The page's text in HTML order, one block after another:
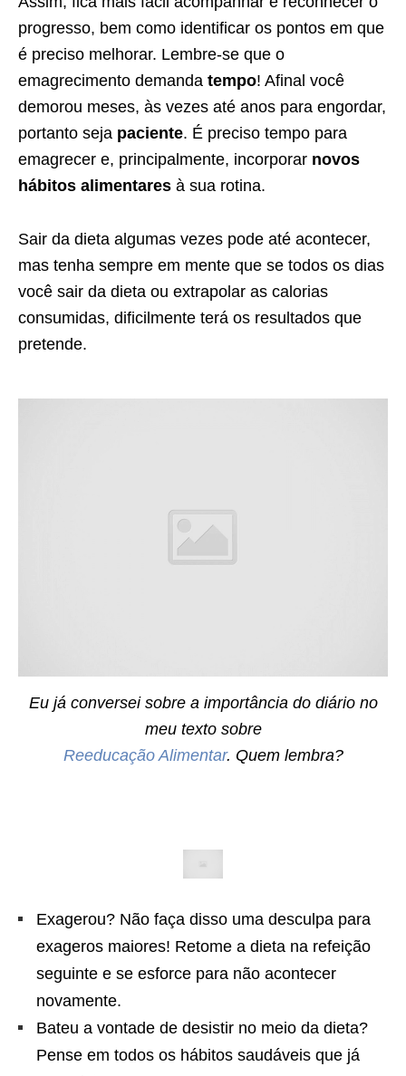
progresso, bem como identificar os pontos em que
é preciso melhorar. Lembre-se que o
emagrecimento demanda tempo! Afinal você
demorou meses, às vezes até anos para engordar,
portanto seja paciente. É preciso tempo para
emagrecer e, principalmente, incorporar novos
hábitos alimentares à sua rotina.
Sair da dieta algumas vezes pode até acontecer,
mas tenha sempre em mente que se todos os dias
você sair da dieta ou extrapolar as calorias
consumidas, dificilmente terá os resultados que
pretende.
Eu já conversei sobre a importância do diário no
meu texto sobre
Reeducação Alimentar. Quem lembra?
Exagerou? Não faça disso uma desculpa para
exageros maiores! Retome a dieta na refeição
seguinte e se esforce para não acontecer
novamente.
Bateu a vontade de desistir no meio da dieta?
Pense em todos os hábitos saudáveis que já